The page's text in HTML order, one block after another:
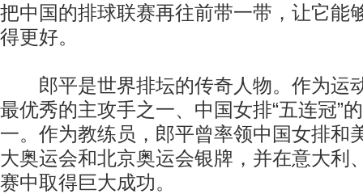
把中国的排球联赛再往前带一带，让它能
得更好。
郎平是世界排坛的传奇人物。作为运
最优秀的主攻手之一、中国女排“五连冠”
一。作为教练员，郎平曾率领中国女排和
大奥运会和北京奥运会银牌，并在意大利
赛中取得巨大成功。